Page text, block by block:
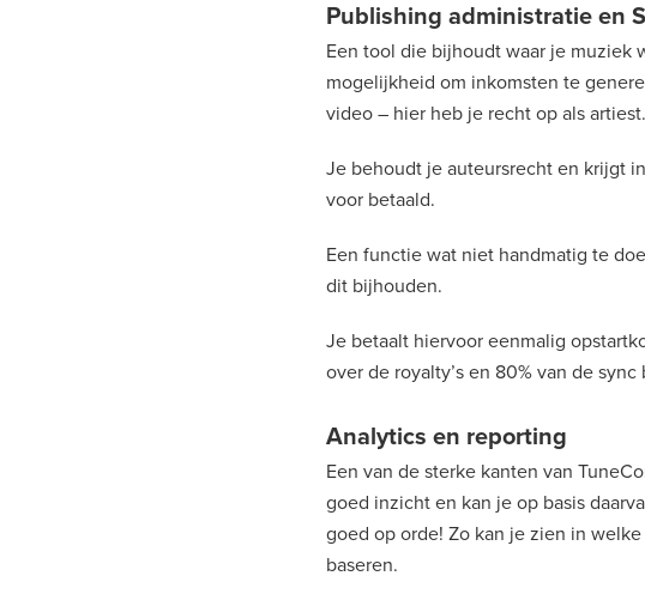
Publishing administratie en
Een tool die bijhoudt waar je muziek
mogelijkheid om inkomsten te
video – hier heb je recht op als artiest.
Je behoudt je auteursrecht en krijgt
voor betaald.
Een functie wat niet handmatig te
dit bijhouden.
Je betaalt hiervoor eenmalig
over de royalty’s en 80% van de
Analytics en reporting
Een van de sterke kanten van
goed inzicht en kan je op basis
goed op orde! Zo kan je zien in
baseren.